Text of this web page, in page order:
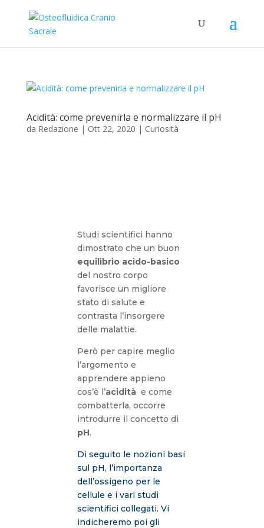
Acidità: come prevenirla e normalizzare il pH
da Redazione | Ott 22, 2020 | Curiosità
Studi scientifici hanno
dimostrato che un buon
equilibrio acido-basico
del nostro corpo
favorisce un migliore
stato di salute e
contrasta l’insorgere
delle malattie.
Però per capire meglio
l’argomento e
apprendere appieno
cos’è l’acidità e come
combatterla, occorre
introdurre il concetto di
pH.
Di seguito le nozioni basi
sul pH, l’importanza
dell’ossigeno per le
cellule e i vari studi
scientifici collegati. Vi
indicheremo poi gli